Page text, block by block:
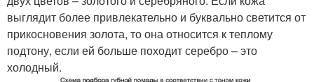
выглядит более привлекательно и буквально светится от
прикосновения золота, то она относится к теплому
подтону, если ей больше походит серебро – это
холодный.